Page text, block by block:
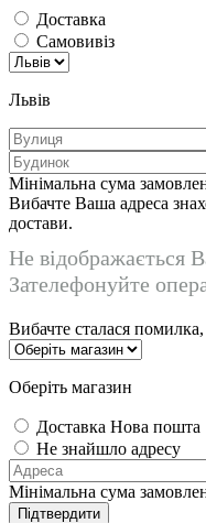
Доставка
Самовивіз
Львів
Мінімальна сума
Вибачте Ваша адреса
достави.
Не відображається
Зателефонуйте
Вибачте сталася
Оберіть магазин
Доставка Нова пошта
Не знайшло адресу
Мінімальна сума
Підтвердити